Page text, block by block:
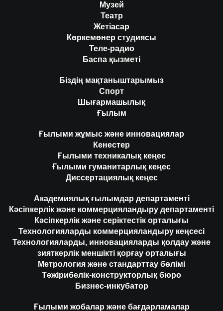
Музей
Театр
Жетіасар
Көркемөнер студиясы
Теле-радио
Баспа қызметі
Біздің мақтаныштарымыз
Спорт
Шығармашылық
Ғылым
Ғылыми жұмыс және инновациялар
Кенестер
Ғылыми техникалық кеңес
Ғылыми гуманитарлық кеңес
Диссертациялық кеңес
Академиялық ғылымдар департаменті
Кәсіпкерлік және коммерцияландыру департаменті
Кәсіпкерлік және серіктестік орталығы
Технологияларды коммерцияландыру кеңсесі
Технологияларды, инновацияларды қолдау және
зияткерлік меншікті қорғау орталығы
Метрология және стандарттау бөлімі
Тәжірибелік-конструкторлық бюро
Бизнес-инкубатор
Ғылыми жобалар және бағдарламалар